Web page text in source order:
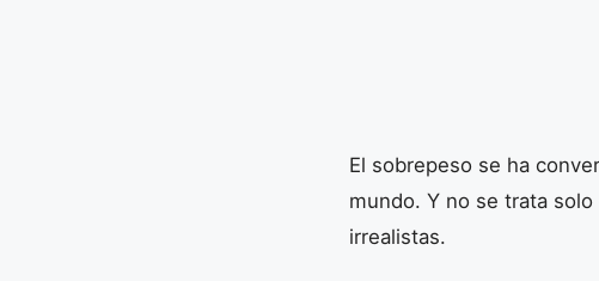
El sobrepeso se ha
mundo. Y no se trata
irrealistas.